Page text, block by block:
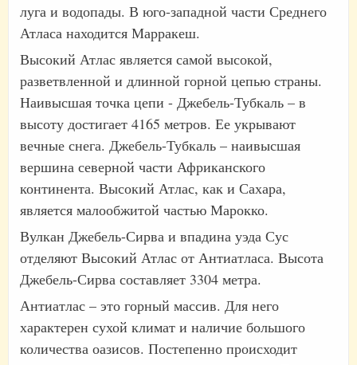
луга и водопады. В юго-западной части Среднего
Атласа находится Марракеш.
Высокий Атлас является самой высокой,
разветвленной и длинной горной цепью страны.
Наивысшая точка цепи - Джебель-Тубкаль – в
высоту достигает 4165 метров. Ее укрывают
вечные снега. Джебель-Тубкаль – наивысшая
вершина северной части Африканского
континента. Высокий Атлас, как и Сахара,
является малообжитой частью Марокко.
Вулкан Джебель-Сирва и впадина уэда Сус
отделяют Высокий Атлас от Антиатласа. Высота
Джебель-Сирва составляет 3304 метра.
Антиатлас – это горный массив. Для него
характерен сухой климат и наличие большого
количества оазисов. Постепенно происходит